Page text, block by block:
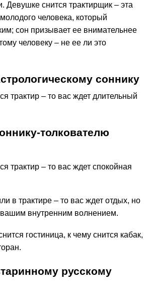
Девушке снится трактирщик – эта
человека, который
сон призывает ее внимательнее
человеку – не ее ли это
соннику
трактир – то вас ждет длительный
толкователю
трактир – то вас ждет спокойная
в трактире – то вас ждет отдых, но
внутренним волнением.
гостиница, к чему снится кабак,
русскому